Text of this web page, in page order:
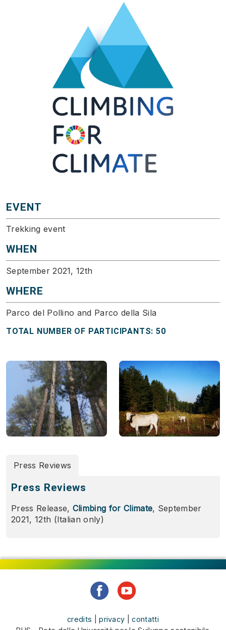
EVENT
Trekking event
WHEN
September 2021, 12th
WHERE
Parco del Pollino and Parco della Sila
TOTAL NUMBER OF PARTICIPANTS: 50
Press Reviews
Press Reviews
Press Release, Climbing for Climate, September
2021, 12th (Italian only)
credits |privacy |contatti